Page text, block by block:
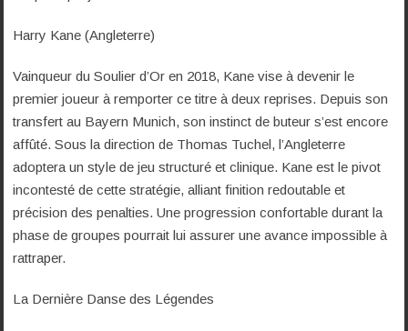
Harry Kane (Angleterre)
Vainqueur du Soulier d’Or en 2018, Kane vise à devenir le
premier joueur à remporter ce titre à deux reprises. Depuis son
transfert au Bayern Munich, son instinct de buteur s’est encore
affûté. Sous la direction de Thomas Tuchel, l’Angleterre
adoptera un style de jeu structuré et clinique. Kane est le pivot
incontesté de cette stratégie, alliant finition redoutable et
précision des penalties. Une progression confortable durant la
phase de groupes pourrait lui assurer une avance impossible à
rattraper.
La Dernière Danse des Légendes